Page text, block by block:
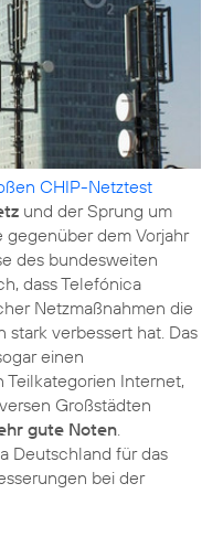
CHIP-Netztest
und der Sprung um
dem Vorjahr
des bundesweiten
dass Telefónica
Netzmaßnahmen die
stark verbessert hat. Das
einen
Teilkategorien Internet,
Großstädten
gute Noten
Deutschland für das
bei der